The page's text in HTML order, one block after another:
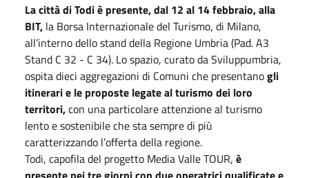
La città di Todi è presente, dal 12 al 14 febbraio, alla
BIT, la Borsa Internazionale del Turismo, di Milano,
all’interno dello stand della Regione Umbria (Pad. A3
Stand C 32 - C 34). Lo spazio, curato da Sviluppumbria,
ospita dieci aggregazioni di Comuni che presentanogli
itinerari e le proposte legate al turismo dei loro
territori,con una particolare attenzione al turismo
lento e sostenibile che sta sempre di più
caratterizzando l’offerta della regione.
Todi, capofila del progetto Media Valle TOUR, è